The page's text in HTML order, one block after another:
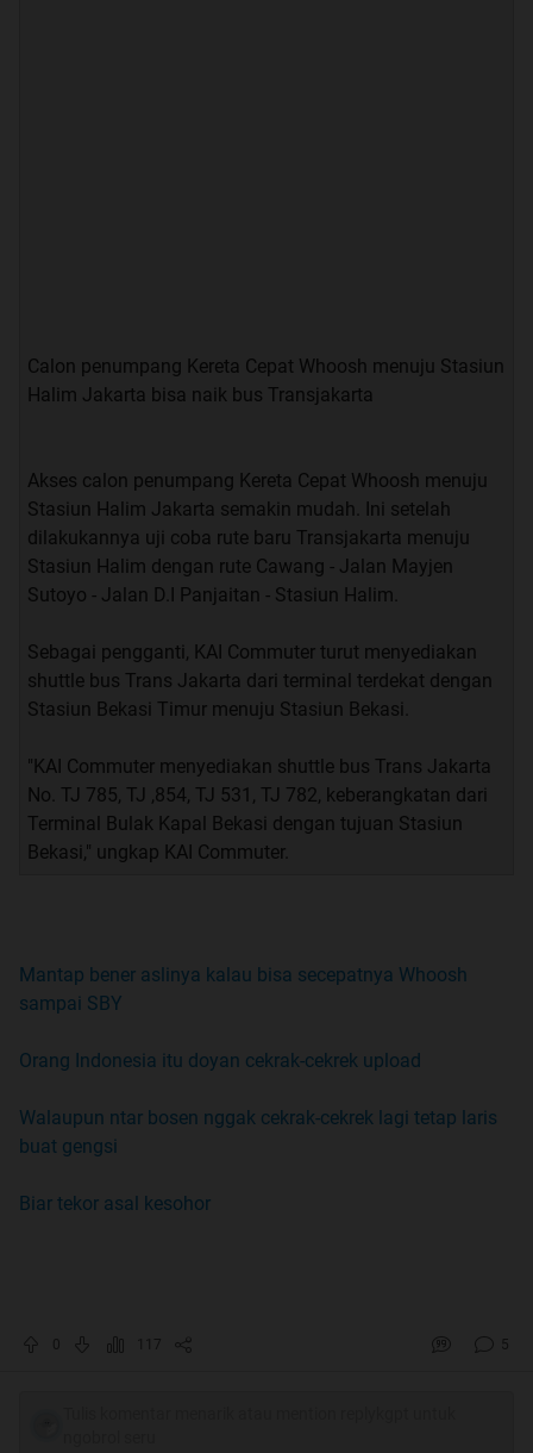
Calon penumpang Kereta Cepat Whoosh menuju Stasiun
Halim Jakarta bisa naik bus Transjakarta
Akses calon penumpang Kereta Cepat Whoosh menuju
Stasiun Halim Jakarta semakin mudah. Ini setelah
dilakukannya uji coba rute baru Transjakarta menuju
Stasiun Halim dengan rute Cawang - Jalan Mayjen
Sutoyo - Jalan D.I Panjaitan - Stasiun Halim.
Sebagai pengganti, KAI Commuter turut menyediakan
shuttle bus Trans Jakarta dari terminal terdekat dengan
Stasiun Bekasi Timur menuju Stasiun Bekasi.
"KAI Commuter menyediakan shuttle bus Trans Jakarta
No. TJ 785, TJ ,854, TJ 531, TJ 782, keberangkatan dari
Terminal Bulak Kapal Bekasi dengan tujuan Stasiun
Bekasi," ungkap KAI Commuter.
Mantap bener aslinya kalau bisa secepatnya Whoosh
sampai SBY
Orang Indonesia itu doyan cekrak-cekrek upload
Walaupun ntar bosen nggak cekrak-cekrek lagi tetap laris
buat gengsi
Biar tekor asal kesohor
117 5